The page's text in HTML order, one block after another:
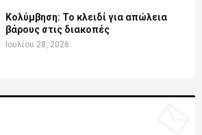
Κολύμβηση: Το κλειδί για απώλεια
βάρους στις διακοπές
Ιουλίου 28, 2026